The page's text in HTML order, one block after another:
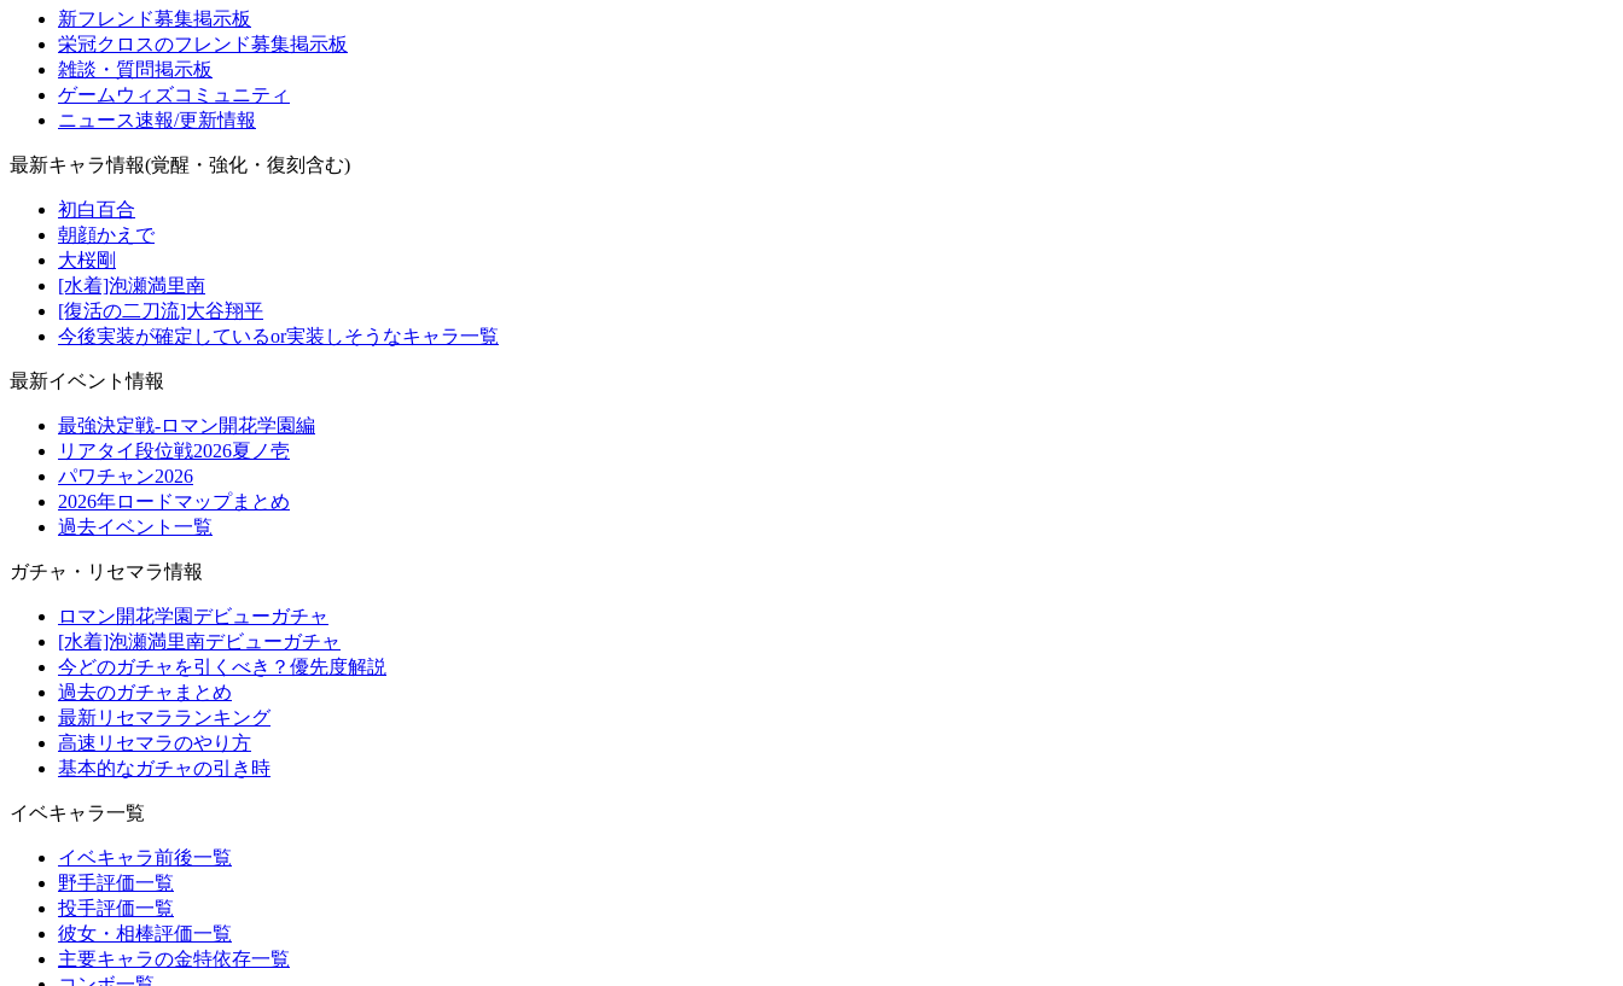
新フレンド募集掲示板
栄冠クロスのフレンド募集掲示板
雑談・質問掲示板
ゲームウィズコミュニティ
ニュース速報/更新情報
最新キャラ情報(覚醒・強化・復刻含む)
初白百合
朝顔かえで
大桜剛
[水着]泡瀬満里南
[復活の二刀流]大谷翔平
今後実装が確定しているor実装しそうなキャラ一覧
最新イベント情報
最強決定戦-ロマン開花学園編
リアタイ段位戦2026夏ノ壱
パワチャン2026
2026年ロードマップまとめ
過去イベント一覧
ガチャ・リセマラ情報
ロマン開花学園デビューガチャ
[水着]泡瀬満里南デビューガチャ
今どのガチャを引くべき？優先度解説
過去のガチャまとめ
最新リセマラランキング
高速リセマラのやり方
基本的なガチャの引き時
イベキャラ一覧
イベキャラ前後一覧
野手評価一覧
投手評価一覧
彼女・相棒評価一覧
主要キャラの金特依存一覧